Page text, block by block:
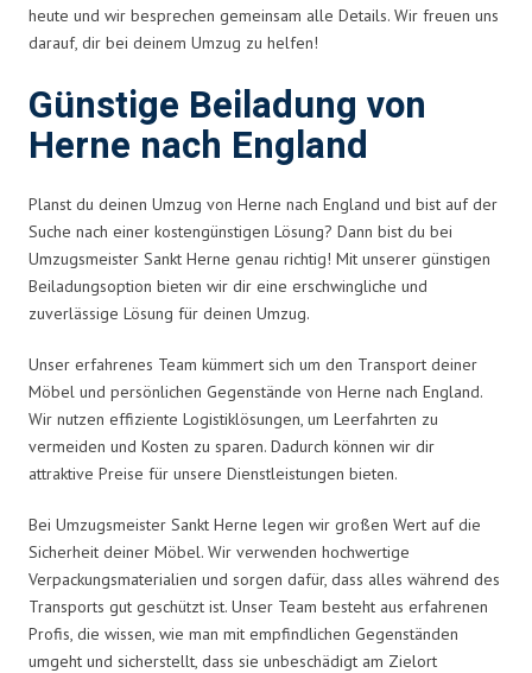
heute und wir besprechen gemeinsam alle Details. Wir freuen uns
darauf, dir bei deinem Umzug zu helfen!
Günstige Beiladung von
Herne nach England
Planst du deinen Umzug von Herne nach England und bist auf der
Suche nach einer kostengünstigen Lösung? Dann bist du bei
Umzugsmeister Sankt Herne genau richtig! Mit unserer günstigen
Beiladungsoption bieten wir dir eine erschwingliche und
zuverlässige Lösung für deinen Umzug.
Unser erfahrenes Team kümmert sich um den Transport deiner
Möbel und persönlichen Gegenstände von Herne nach England.
Wir nutzen effiziente Logistiklösungen, um Leerfahrten zu
vermeiden und Kosten zu sparen. Dadurch können wir dir
attraktive Preise für unsere Dienstleistungen bieten.
Bei Umzugsmeister Sankt Herne legen wir großen Wert auf die
Sicherheit deiner Möbel. Wir verwenden hochwertige
Verpackungsmaterialien und sorgen dafür, dass alles während des
Transports gut geschützt ist. Unser Team besteht aus erfahrenen
Profis, die wissen, wie man mit empfindlichen Gegenständen
umgeht und sicherstellt, dass sie unbeschädigt am Zielort